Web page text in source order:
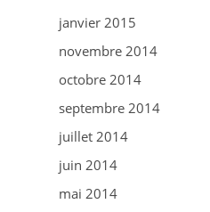
janvier 2015
novembre 2014
octobre 2014
septembre 2014
juillet 2014
juin 2014
mai 2014